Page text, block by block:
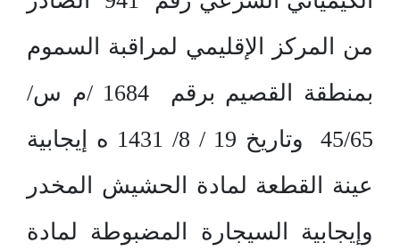
من المركز الإقليمي لمراقبة السموم
بمنطقة القصيم برقم 1684 /م س/
45/65 وتاريخ 19 / 8/ 1431 ه إيجابية
عينة القطعة لمادة الحشيش المخدر
وإيجابية السيجارة المضبوطة لمادة